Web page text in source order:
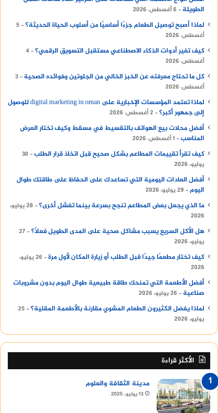
الطويلة
6 أغسطس، 2026
لماذا أصبح توصيل الطعام جزءًا أساسيًا من أسلوب الحياة الحديثة؟
5
أغسطس، 2026
كيف تغير أدوات الذكاء الاصطناعي مستقبل التسويق الرقمي؟ 4
أغسطس، 2026
كل ما تحتاج معرفته عن الخبز الخالي من الجلوتين وفوائده الصحية
3
أغسطس، 2026
لماذا تعتمد المؤسسات الإخبارية على digital marketing in oman للوصول
إلى جمهور أكبر؟ 2 أغسطس، 2026
أفضل محلات بيع الهواتف بالتقسيط في مسقط وكيف تختار العرض
المناسب 1 أغسطس، 2026
كيف تقرأ تقييمات المطاعم بشكل صحيح قبل اتخاذ قرار الطلب
30
يوليو، 2026
أفضل العادات اليومية التي تساعدك على الحفاظ على طاقتك طوال
اليوم
29 يوليو، 2026
ما الذي يجعل بعض المطاعم تنجح بسرعة بينما تفشل أخرى؟
28 يوليو،
2026
هل الأكل السريع يسبب مشاكل صحية على المدى الطويل فعلًا؟ 27
يوليو، 2026
كيف تختار مطعمًا جيدًا قبل الطلب أو زيارة المكان لأول مرة
26 يوليو،
2026
أفضل الأطعمة التي تمنحك طاقة طبيعية طوال اليوم بدون مشروبات
صناعية
26 يوليو، 2026
لماذا يفضل الكثيرون الطعام المشوي مقارنة بالأطعمة المقلية؟
25
يوليو، 2026
الأكثر قراءة
مدينة الثقافة والعلوم
13 يوليو، 2025